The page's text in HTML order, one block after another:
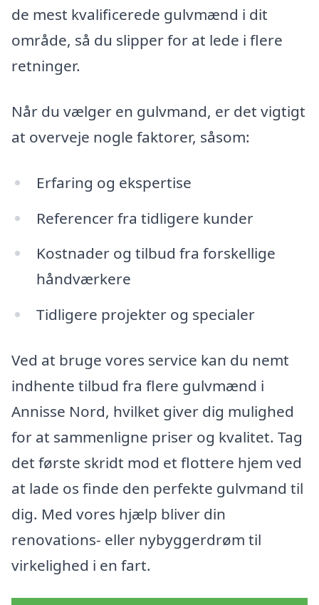
de mest kvalificerede gulvmænd i dit
område, så du slipper for at lede i flere
retninger.
Når du vælger en gulvmand, er det vigtigt
at overveje nogle faktorer, såsom:
Erfaring og ekspertise
Referencer fra tidligere kunder
Kostnader og tilbud fra forskellige
håndværkere
Tidligere projekter og specialer
Ved at bruge vores service kan du nemt
indhente tilbud fra flere gulvmænd i
Annisse Nord, hvilket giver dig mulighed
for at sammenligne priser og kvalitet. Tag
det første skridt mod et flottere hjem ved
at lade os finde den perfekte gulvmand til
dig. Med vores hjælp bliver din
renovations- eller nybyggerdrøm til
virkelighed i en fart.